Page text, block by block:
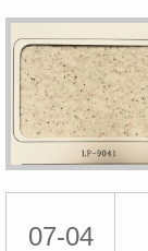
07-04